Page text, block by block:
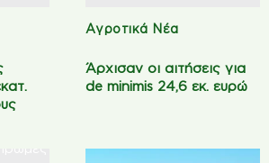
Αγροτικά Νέα
Άρχισαν οι αιτήσεις για
de minimis 24,6 εκ. ευρώ